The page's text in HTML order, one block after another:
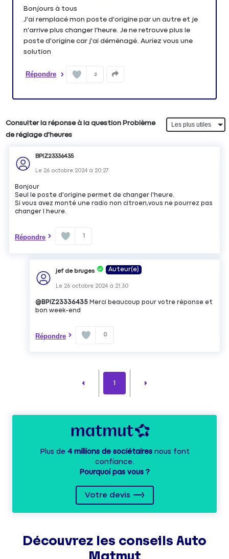
Bonjours à tous
J'ai remplacé mon poste d'origine par un autre et je
n'arrive plus changer l'heure. Je ne retrouve plus le
poste d'origine car j'ai déménagé. Auriez vous une
solution
Répondre 2
Consulter la réponse à la question Problème
de réglage d'heures
BPIZ23336435
Le 26 octobre 2024 à 20:27
Bonjour
Seul le poste d'origine permet de changer l'heure.
Si vous avez monté une radio non citroen,vous ne pourrez pas
changer l heure.
Répondre 1
jef de bruges Auteur(e)
Le 26 octobre 2024 à 21:30
@BPIZ23336435 Merci beaucoup pour votre réponse et
bon week-end
Répondre 0
1
Plus de 4 millions de sociétairesnous font
confiance.
Pourquoi pas vous ?
Votre devis
Découvrez les conseils Auto